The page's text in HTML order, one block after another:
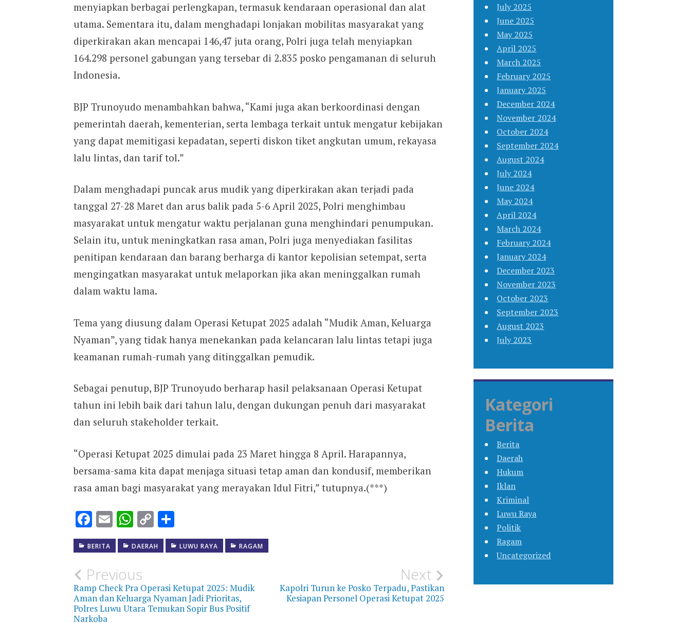
menyiapkan berbagai perlengkapan, termasuk kendaraan operasional dan alat
utama. Sementara itu, dalam menghadapi lonjakan mobilitas masyarakat yang
diperkirakan akan mencapai 146,47 juta orang, Polri juga telah menyiapkan
164.298 personel gabungan yang tersebar di 2.835 posko pengamanan di seluruh
Indonesia.
BJP Trunoyudo menambahkan bahwa, “Kami juga akan berkoordinasi dengan
pemerintah daerah, kementerian, serta lembaga terkait untuk mengatur kebijakan
yang dapat memitigasi kepadatan, seperti diskon tiket angkutan umum, rekayasa
lalu lintas, dan tarif tol.”
Dalam menghadapi puncak arus mudik yang diperkirakan akan terjadi pada
tanggal 27-28 Maret dan arus balik pada 5-6 April 2025, Polri menghimbau
masyarakat untuk mengatur waktu perjalanan guna menghindari penumpukan.
Selain itu, untuk meningkatkan rasa aman, Polri juga menyediakan fasilitas
penitipan kendaraan dan barang berharga di kantor kepolisian setempat, serta
mengingatkan masyarakat untuk melaporkan jika akan meninggalkan rumah
dalam waktu lama.
Tema yang diusung dalam Operasi Ketupat 2025 adalah “Mudik Aman, Keluarga
Nyaman”, yang tidak hanya menekankan pada kelancaran lalu lintas tetapi juga
keamanan rumah-rumah yang ditinggalkan pemudik.
Sebagai penutup, BJP Trunoyudo berharap hasil pelaksanaan Operasi Ketupat
tahun ini lebih baik dari tahun lalu, dengan dukungan penuh dari masyarakat
dan seluruh stakeholder terkait.
“Operasi Ketupat 2025 dimulai pada 23 Maret hingga 8 April. Harapannya,
bersama-sama kita dapat menjaga situasi tetap aman dan kondusif, memberikan
rasa aman bagi masyarakat yang merayakan Idul Fitri,” tutupnya.(***)
Facebook
EmailWhatsApp
Copy
Link
Share
BERITA DAERAH LUWU RAYA RAGAM
Post
navigation
Previous
Ramp Check Pra Operasi Ketupat 2025: Mudik
Aman dan Keluarga Nyaman Jadi Prioritas,
Polres Luwu Utara Temukan Sopir Bus Positif
Narkoba
Next
Kapolri Turun ke Posko Terpadu, Pastikan
Kesiapan Personel Operasi Ketupat 2025
July 2025
June 2025
May 2025
April 2025
March 2025
February 2025
January 2025
December 2024
November 2024
October 2024
September 2024
August 2024
July 2024
June 2024
May 2024
April 2024
March 2024
February 2024
January 2024
December 2023
November 2023
October 2023
September 2023
August 2023
July 2023
Kategori
Berita
Berita
Daerah
Hukum
Iklan
Kriminal
Luwu Raya
Politik
Ragam
Uncategorized